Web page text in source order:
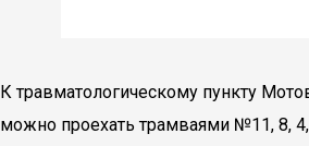
К травматологическому пункту
можно проехать трамваями №11, 8,